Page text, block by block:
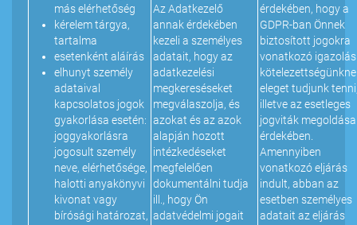
más elérhetőség
kérelem tárgya,
tartalma
esetenként aláírás
elhunyt személy
adataival
kapcsolatos jogok
gyakorlása esetén:
joggyakorlásra
jogosult személy
neve, elérhetősége,
halotti anyakönyvi
kivonat vagy
bírósági határozat,
Az Adatkezelő
annak érdekében
kezeli a személyes
adatait, hogy az
adatkezelési
megkereséseket
megválaszolja, és
azokat és az azok
alapján hozott
intézkedéseket
megfelelően
dokumentálni tudja
ill., hogy Ön
adatvédelmi jogait
érdekében, hogy a
GDPR-ban Önnek
biztosított jogokra
vonatkozó
eleget tudjunk
illetve az esetleges
jogviták megoldása
érdekében.
Amennyiben
vonatkozó eljárás
indult, abban az
esetben személyes
adatait az eljárás